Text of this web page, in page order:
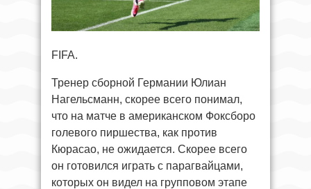
FIFA.
Тренер сборной Германии Юлиан
Нагельсманн, скорее всего понимал,
что на матче в американском Фоксборо
голевого пиршества, как против
Кюрасао, не ожидается. Скорее всего
он готовился играть с парагвайцами,
которых он видел на групповом этапе